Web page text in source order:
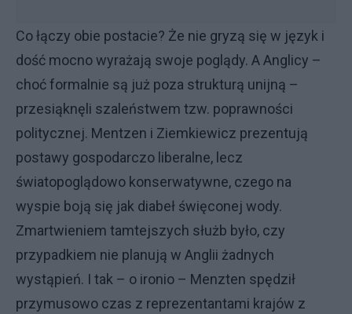
Co łączy obie postacie? Że nie gryzą się w język i
dość mocno wyrażają swoje poglądy. A Anglicy –
choć formalnie są już poza strukturą unijną –
przesiąknęli szaleństwem tzw. poprawności
politycznej. Mentzen i Ziemkiewicz prezentują
postawy gospodarczo liberalne, lecz
światopoglądowo konserwatywne, czego na
wyspie boją się jak diabeł święconej wody.
Zmartwieniem tamtejszych służb było, czy
przypadkiem nie planują w Anglii żadnych
wystąpień. I tak – o ironio – Menzten spędził
przymusowo czas z reprezentantami krajów z